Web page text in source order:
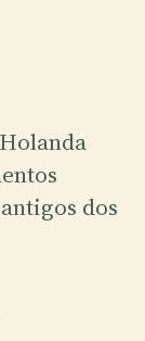
dos